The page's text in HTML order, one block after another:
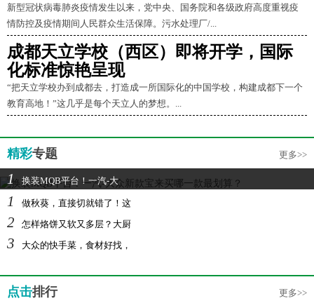
新型冠状病毒肺炎疫情发生以来，党中央、国务院和各级政府高度重视疫
情防控及疫情期间人民群众生活保障。污水处理厂/...
成都天立学校（西区）即将开学，国际
化标准惊艳呈现
“把天立学校办到成都去，打造成一所国际化的中国学校，构建成都下一个
教育高地！”这几乎是每个天立人的梦想。...
精彩专题 更多>>
1 换装MQB平台！一汽-大
1 做秋葵，直接切就错了！这
2 怎样烙饼又软又多层？大厨
3 大众的快手菜，食材好找，
点击排行 更多>>